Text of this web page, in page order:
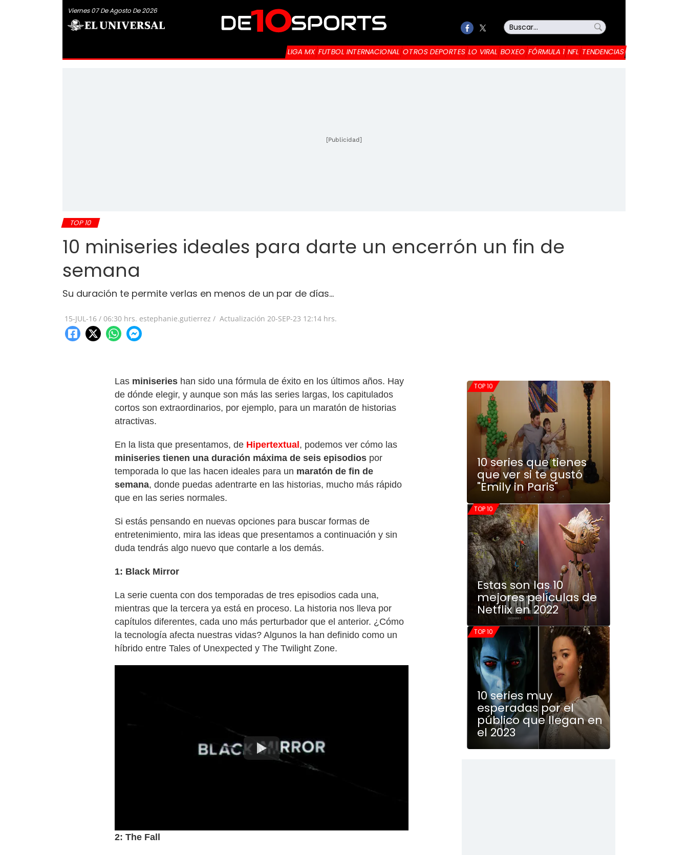
Viernes 07 De Agosto De 2026
LIGA MX FUTBOL INTERNACIONAL OTROS DEPORTES LO VIRAL BOXEO FÓRMULA 1 NFL TENDENCIAS
[Publicidad]
TOP 10
10 miniseries ideales para darte un encerrón un fin de
semana
Su duración te permite verlas en menos de un par de días...
15-JUL-16 / 06:30 hrs. estephanie.gutierrez / Actualización 20-SEP-23 12:14 hrs.
Las miniseries han sido una fórmula de éxito en los últimos años. Hay
de dónde elegir, y aunque son más las series largas, los capitulados
cortos son extraordinarios, por ejemplo, para un maratón de historias
atractivas.
En la lista que presentamos, de Hipertextual , podemos ver cómo las
miniseries tienen una duración máxima de seis episodios por
temporada lo que las hacen ideales para un maratón de fin de
semana, donde puedas adentrarte en las historias, mucho más rápido
que en las series normales.
Si estás pensando en nuevas opciones para buscar formas de
entretenimiento, mira las ideas que presentamos a continuación y sin
duda tendrás algo nuevo que contarle a los demás.
1: Black Mirror
La serie cuenta con dos temporadas de tres episodios cada una,
mientras que la tercera ya está en proceso. La historia nos lleva por
capítulos diferentes, cada uno más perturbador que el anterior. ¿Cómo
la tecnología afecta nuestras vidas? Algunos la han definido como un
híbrido entre Tales of Unexpected y The Twilight Zone.
2: The Fall
TOP 10
10 series que tienes
que ver si te gustó
"Emily in Paris"
TOP 10
Estas son las 10
mejores películas de
Netflix en 2022
TOP 10
10 series muy
esperadas por el
público que llegan en
el 2023